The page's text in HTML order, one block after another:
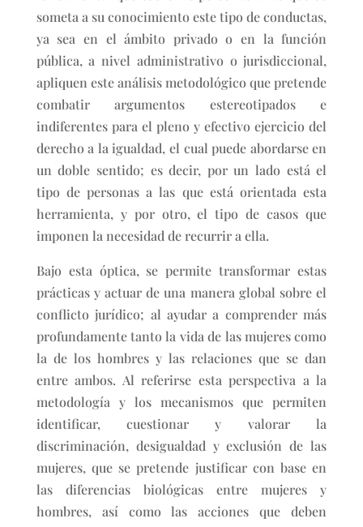
someta a su conocimiento este tipo de conductas,
ya sea en el ámbito privado o en la función
pública, a nivel administrativo o jurisdiccional,
apliquen este análisis metodológico que pretende
combatir argumentos estereotipados e
indiferentes para el pleno y efectivo ejercicio del
derecho a la igualdad, el cual puede abordarse en
un doble sentido; es decir, por un lado está el
tipo de personas a las que está orientada esta
herramienta, y por otro, el tipo de casos que
imponen la necesidad de recurrir a ella.
Bajo esta óptica, se permite transformar estas
prácticas y actuar de una manera global sobre el
conflicto jurídico; al ayudar a comprender más
profundamente tanto la vida de las mujeres como
la de los hombres y las relaciones que se dan
entre ambos. Al referirse esta perspectiva a la
metodología y los mecanismos que permiten
identificar, cuestionar y valorar la
discriminación, desigualdad y exclusión de las
mujeres, que se pretende justificar con base en
las diferencias biológicas entre mujeres y
hombres, así como las acciones que deben